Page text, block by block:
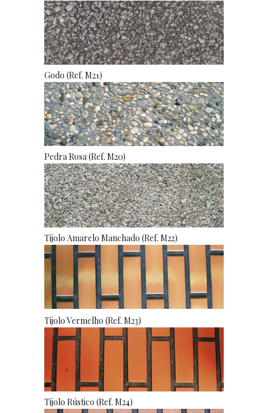
Godo (Ref. M21)
Pedra Rosa (Ref. M20)
Tijolo Amarelo Manchado (Ref. M22)
Tijolo Vermelho (Ref. M23)
Tijolo Rústico (Ref. M24)